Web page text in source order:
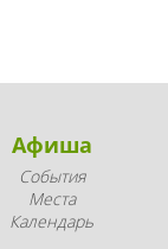
Афиша
События
Места
Календарь